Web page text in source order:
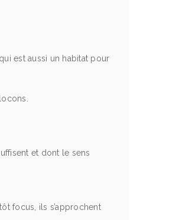
est aussi un habitat pour
et dont le sens
focus, ils s’approchent